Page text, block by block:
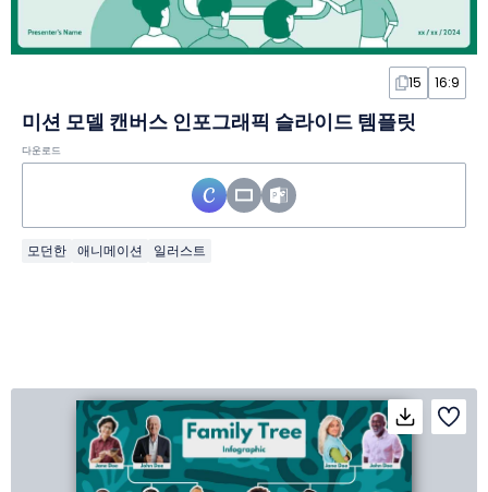
15 16:9
미션 모델 캔버스 인포그래픽 슬라이드 템플릿
다운로드
모던한 애니메이션 일러스트